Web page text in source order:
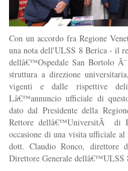
Con un accordo fra Regione
una nota dell'ULSS 8 Berica - il
dellâ€™Ospedale San Bortolo
struttura a direzione
vigenti e dalle rispettive
Lâ€™annuncio ufficiale di
dato dal Presidente della
Rettore dellâ€™UniversitÃ di
occasione di una visita ufficiale
dott. Claudio Ronco,
Direttore Generale dellâ€™ULSS